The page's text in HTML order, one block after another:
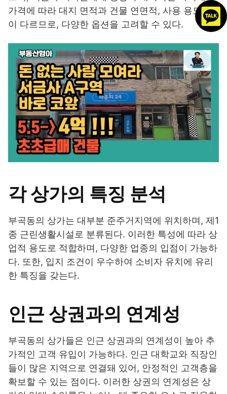
가격에 따라 대지 면적과 건물 연면적, 사용 용도 등
이 다르므로, 다양한 옵션을 고려할 수 있다.
각 상가의 특징 분석
부곡동의 상가는 대부분 준주거지역에 위치하며, 제1
종 근린생활시설로 분류된다. 이러한 특성에 따라 상
업적 용도로 적합하며, 다양한 업종의 입점이 가능하
다. 또한, 입지 조건이 우수하여 소비자 유치에 유리
한 특징을 갖는다.
인근 상권과의 연계성
부곡동의 상가들은 인근 상권과의 연계성이 높아 추
가적인 고객 유입이 가능하다. 인근 대학교와 직장인
들이 많은 지역으로 연결돼 있어, 안정적인 고객층을
확보할 수 있는 점이다. 이러한 상권의 연계성은 상